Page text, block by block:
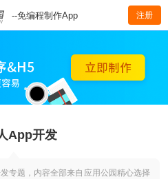
--免编程制作App 注册
App开发
专题，内容全部来自应用公园精心选择